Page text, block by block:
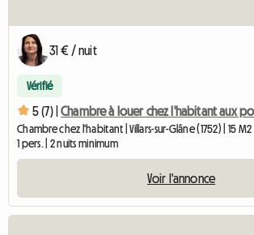
31 € / nuit
Vérifié
5 (7) | Chambre à louer chez l'habitant aux
Chambre chez l'habitant | Villars-sur-Glâne (1752) | 15 M2
1 pers. | 2 nuits minimum
Voir l'annonce